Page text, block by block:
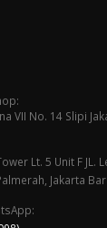
VII No. 14 Slipi
Lt. 5 Unit F JL.
Jakarta